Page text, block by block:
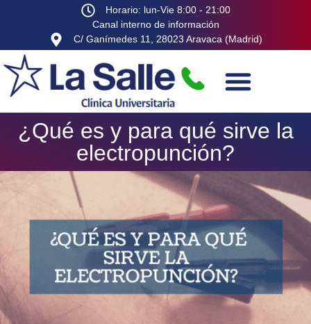
Horario: lun-Vie 8:00 - 21:00
Canal interno de información
C/ Ganímedes 11, 28023 Aravaca (Madrid)
¿Qué es y para qué sirve la
electropunción?